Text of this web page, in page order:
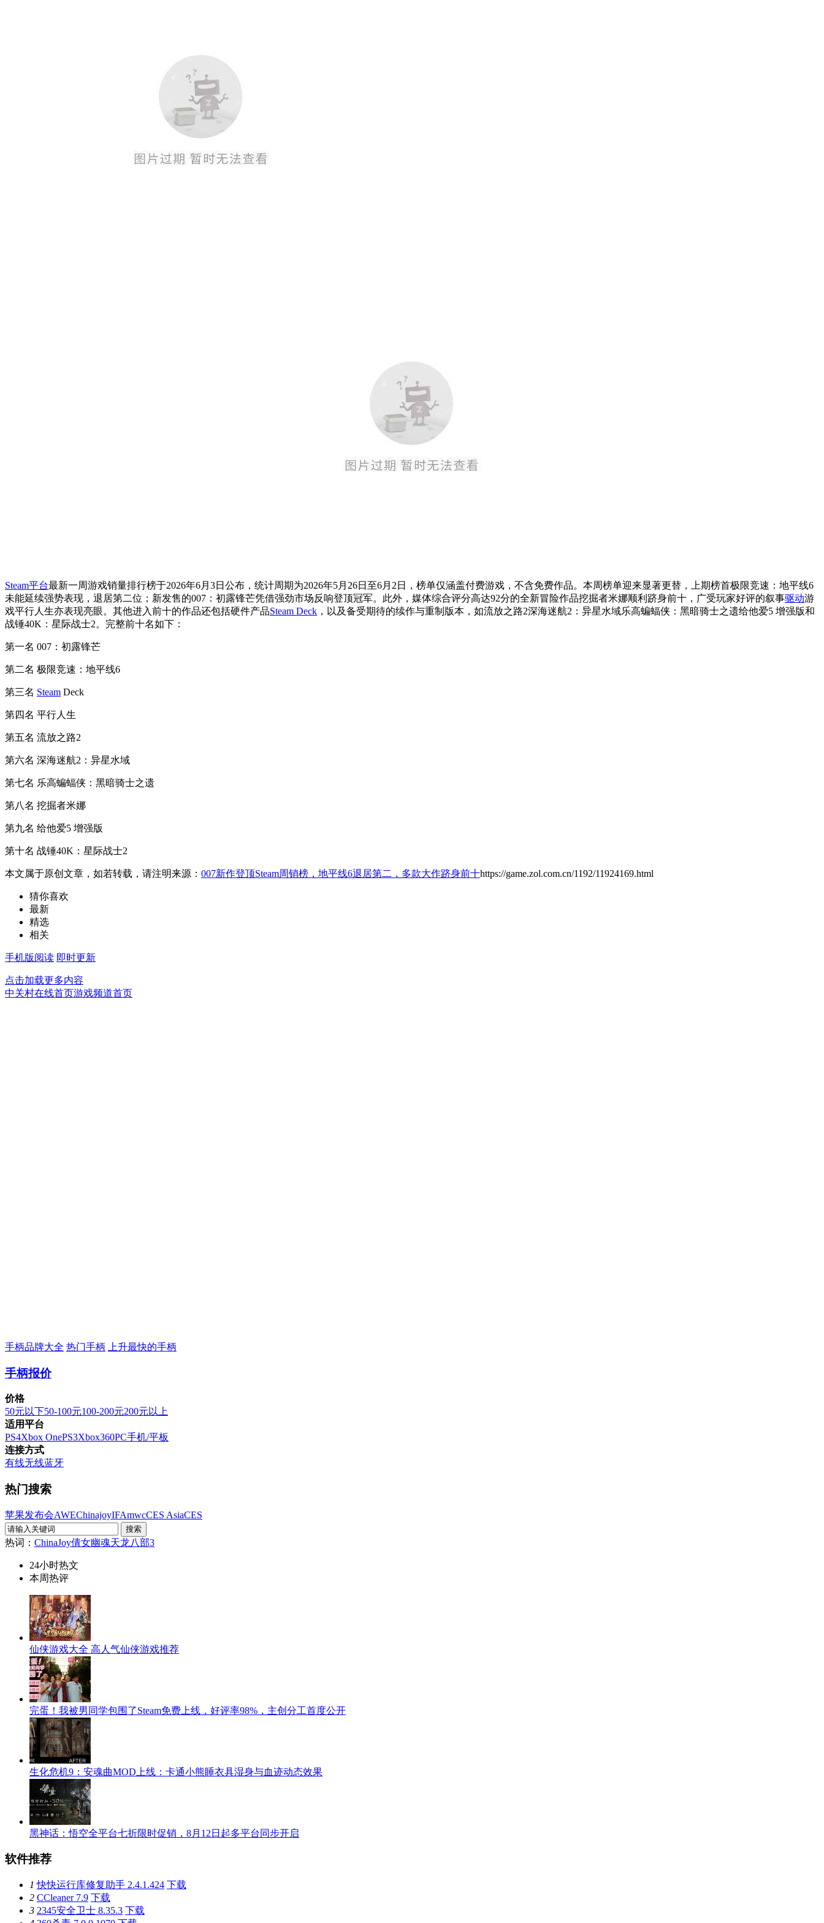
Steam平台最新一周游戏销量排行榜于2026年6月3日公布，统计周期为2026年5月26日至6月2日，榜单仅涵盖付费游戏，不含免费作品。本周榜单迎来显著更替，上期榜首极限竞速：地平线6
未能延续强势表现，退居第二位；新发售的007：初露锋芒凭借强劲市场反响登顶冠军。此外，媒体综合评分高达92分的全新冒险作品挖掘者米娜顺利跻身前十，广受玩家好评的叙事驱动游
戏平行人生亦表现亮眼。其他进入前十的作品还包括硬件产品Steam Deck ，以及备受期待的续作与重制版本，如流放之路2深海迷航2：异星水域乐高蝙蝠侠：黑暗骑士之遗给他爱5 增强版和
战锤40K：星际战士2。完整前十名如下：
第一名 007：初露锋芒
第二名 极限竞速：地平线6
第三名 Steam Deck
第四名 平行人生
第五名 流放之路2
第六名 深海迷航2：异星水域
第七名 乐高蝙蝠侠：黑暗骑士之遗
第八名 挖掘者米娜
第九名 给他爱5 增强版
第十名 战锤40K：星际战士2
本文属于原创文章，如若转载，请注明来源： 007新作登顶Steam周销榜，地平线6退居第二，多款大作跻身前十https://game.zol.com.cn/1192/11924169.html
猜你喜欢
最新
精选
相关
手机版阅读 即时更新
点击加载更多内容
中关村在线首页游戏频道首页
手柄品牌大全 热门手柄 上升最快的手柄
手柄报价
价格
50元以下50-100元100-200元200元以上
适用平台
PS4Xbox OnePS3Xbox360PC手机/平板
连接方式
有线无线蓝牙
热门搜索
苹果发布会AWEChinajoyIFAmwcCES AsiaCES
热词： ChinaJoy倩女幽魂天龙八部3
24小时热文
本周热评
仙侠游戏大全 高人气仙侠游戏推荐
完蛋！我被男同学包围了Steam免费上线，好评率98%，主创分工首度公开
生化危机9：安魂曲MOD上线：卡通小熊睡衣具湿身与血迹动态效果
黑神话：悟空全平台七折限时促销，8月12日起多平台同步开启
软件推荐
1 快快运行库修复助手 2.4.1.424 下载
2 CCleaner 7.9 下载
3 2345安全卫士 8.35.3 下载